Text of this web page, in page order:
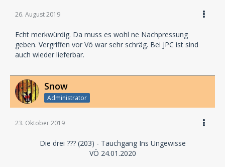
26. August 2019
Echt merkwürdig. Da muss es wohl ne Nachpressung
geben. Vergriffen vor Vö war sehr schräg. Bei JPC ist sind
auch wieder lieferbar.
Snow
Administrator
23. Oktober 2019
Die drei ??? (203) - Tauchgang Ins Ungewisse
VÖ 24.01.2020